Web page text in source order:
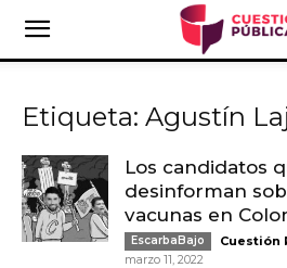
Etiqueta: Agustín
Los candidatos
desinforman
vacunas en
EscarbaBajo Cuestión
marzo 11, 2022